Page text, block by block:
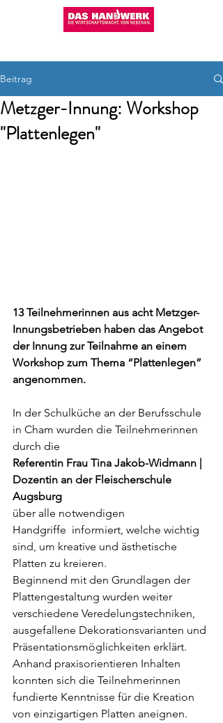
Beitrag
Metzger-Innung: Workshop
"Plattenlegen"
13 Teilnehmerinnen aus acht Metzger-
Innungsbetrieben haben das Angebot
der Innung zur Teilnahme an einem
Workshop zum Thema “Plattenlegen”
angenommen.
In der Schulküche an der Berufsschule
in Cham wurden die Teilnehmerinnen
durch die
Referentin Frau Tina Jakob-Widmann |
Dozentin an der Fleischerschule
Augsburg
über alle notwendigen
Handgriffe  informiert, welche wichtig
sind, um kreative und ästhetische
Platten zu kreieren.
Beginnend mit den Grundlagen der
Plattengestaltung wurden weiter
verschiedene Veredelungstechniken,
ausgefallene Dekorationsvarianten und
Präsentationsmöglichkeiten erklärt.
Anhand praxisorientieren Inhalten
konnten sich die Teilnehmerinnen
fundierte Kenntnisse für die Kreation
von einzigartigen Platten aneignen.